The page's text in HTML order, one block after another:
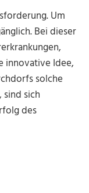
Um
Bei dieser
innovative Idee,
solche
sich
des